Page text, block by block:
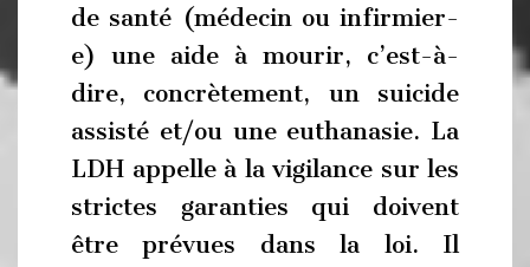
de santé (médecin ou infirmier-
e) une aide à mourir, c’est-à-
dire, concrètement, un suicide
assisté et/ou une euthanasie. La
LDH appelle à la vigilance sur les
strictes garanties qui doivent
être prévues dans la loi. Il